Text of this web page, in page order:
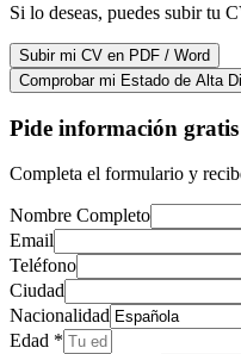
Si lo deseas, puedes subir tu
Subir mi CV en PDF / Word
Comprobar mi Estado de Alta
Pide información gratis
Completa el formulario y
Nombre Completo
Email
Teléfono
Ciudad
Nacionalidad
Edad *